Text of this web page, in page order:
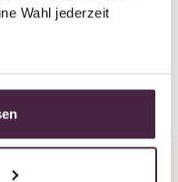
Wahl jederzeit